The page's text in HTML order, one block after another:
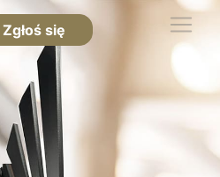
Zgłoś się